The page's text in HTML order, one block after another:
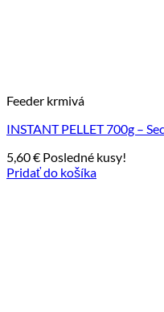
Feeder krmivá
INSTANT PELLET 700g –
5,60€ Posledné kusy!
Pridať do košíka